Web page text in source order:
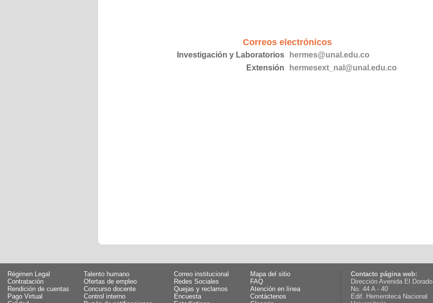
Correos electrónicos
Investigación y Laboratorios
hermes@unal.edu.co
Extensión
hermesext_nal@unal.edu.co
Régimen Legal
Talento humano
Contratación
Ofertas de empleo
Rendición de cuentas
Concurso docente
Pago Virtual
Control interno
Correo institucional
Mapa del sitio
Redes Sociales
FAQ
Quejas y reclamos
Atención en línea
Encuesta
Contáctenos
Contacto página web:
Dirección Avenida El Dorado
No. 44 A - 40
Edif. Hemeroteca Nacional